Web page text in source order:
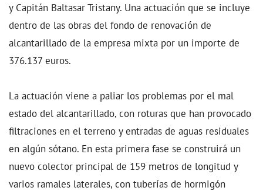
y Capitán Baltasar Tristany. Una actuación que se incluye
dentro de las obras del fondo de renovación de
alcantarillado de la empresa mixta por un importe de
376.137 euros.
La actuación viene a paliar los problemas por el mal
estado del alcantarillado, con roturas que han provocado
filtraciones en el terreno y entradas de aguas residuales
en algún sótano. En esta primera fase se construirá un
nuevo colector principal de 159 metros de longitud y
varios ramales laterales, con tuberías de hormigón